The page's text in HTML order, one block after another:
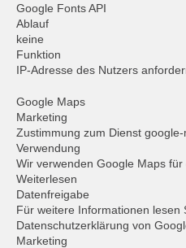
Google Fonts API
Ablauf
keine
Funktion
IP-Adresse des Nutzers
Google Maps
Marketing
Zustimmung zum Dienst
Verwendung
Wir verwenden Google Maps für
Weiterlesen
Datenfreigabe
Für weitere Informationen lesen
Datenschutzerklärung von
Marketing